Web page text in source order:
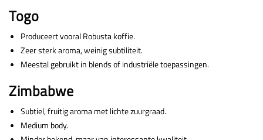
Togo
Produceert vooral Robusta koffie.
Zeer sterk aroma, weinig subtiliteit.
Meestal gebruikt in blends of industriële toepassingen.
Zimbabwe
Subtiel, fruitig aroma met lichte zuurgraad.
Medium body.